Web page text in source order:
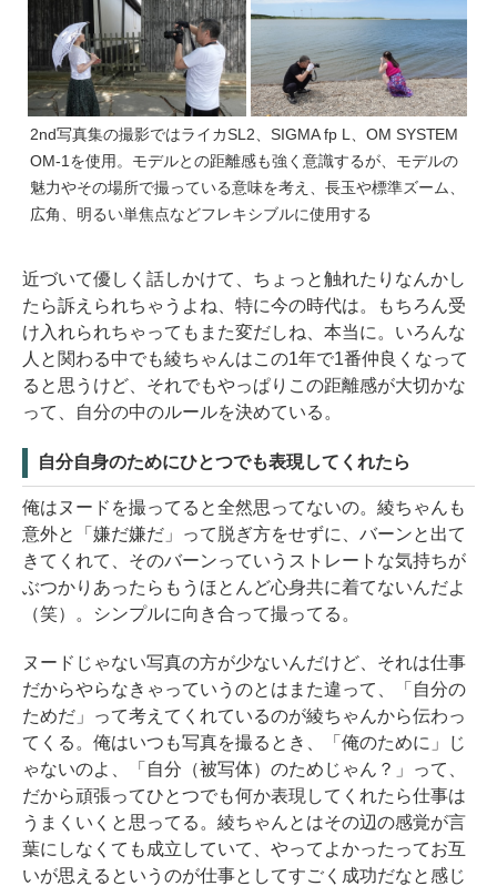
2nd写真集の撮影ではライカSL2、SIGMA fp L、OM SYSTEM
OM-1を使用。モデルとの距離感も強く意識するが、モデルの
魅力やその場所で撮っている意味を考え、長玉や標準ズーム、
広角、明るい単焦点などフレキシブルに使用する
近づいて優しく話しかけて、ちょっと触れたりなんかし
たら訴えられちゃうよね、特に今の時代は。もちろん受
け入れられちゃってもまた変だしね、本当に。いろんな
人と関わる中でも綾ちゃんはこの1年で1番仲良くなって
ると思うけど、それでもやっぱりこの距離感が大切かな
って、自分の中のルールを決めている。
自分自身のためにひとつでも表現してくれたら
俺はヌードを撮ってると全然思ってないの。綾ちゃんも
意外と「嫌だ嫌だ」って脱ぎ方をせずに、バーンと出て
きてくれて、そのバーンっていうストレートな気持ちが
ぶつかりあったらもうほとんど心身共に着てないんだよ
（笑）。シンプルに向き合って撮ってる。
ヌードじゃない写真の方が少ないんだけど、それは仕事
だからやらなきゃっていうのとはまた違って、「自分の
ためだ」って考えてくれているのが綾ちゃんから伝わっ
てくる。俺はいつも写真を撮るとき、「俺のために」じ
ゃないのよ、「自分（被写体）のためじゃん？」って、
だから頑張ってひとつでも何か表現してくれたら仕事は
うまくいくと思ってる。綾ちゃんとはその辺の感覚が言
葉にしなくても成立していて、やってよかったってお互
いが思えるというのが仕事としてすごく成功だなと感じ